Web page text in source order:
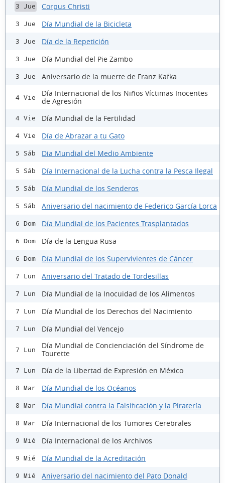
3 Jue Corpus Christi
3 Jue Día Mundial de la Bicicleta
3 Jue Día de la Repetición
3 Jue Día Mundial del Pie Zambo
3 Jue Aniversario de la muerte de Franz Kafka
4 Vie
Día Internacional de los Niños Víctimas Inocentes
de Agresión
4 Vie Día Mundial de la Fertilidad
4 Vie Día de Abrazar a tu Gato
5 Sáb Dia Mundial del Medio Ambiente
5 Sáb Día Internacional de la Lucha contra la Pesca Ilegal
5 Sáb Día Mundial de los Senderos
5 Sáb Aniversario del nacimiento de Federico García Lorca
6 Dom Día Mundial de los Pacientes Trasplantados
6 Dom Día de la Lengua Rusa
6 Dom Día Mundial de los Supervivientes de Cáncer
7 Lun Aniversario del Tratado de Tordesillas
7 Lun Día Mundial de la Inocuidad de los Alimentos
7 Lun Día Mundial de los Derechos del Nacimiento
7 Lun Día Mundial del Vencejo
7 Lun
Día Mundial de Concienciación del Síndrome de
Tourette
7 Lun Día de la Libertad de Expresión en México
8 Mar Día Mundial de los Océanos
8 Mar Día Mundial contra la Falsificación y la Piratería
8 Mar Día Internacional de los Tumores Cerebrales
9 Mié Día Internacional de los Archivos
9 Mié Día Mundial de la Acreditación
9 Mié Aniversario del nacimiento del Pato Donald